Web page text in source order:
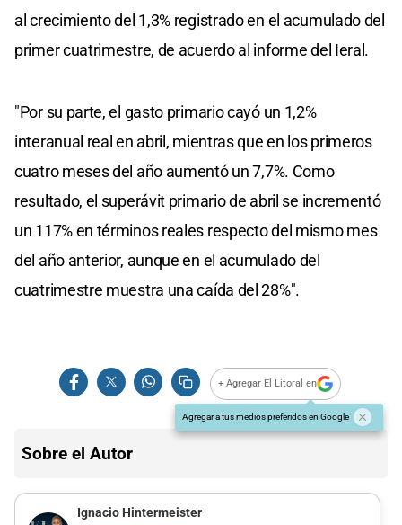
al crecimiento del 1,3% registrado en el acumulado del
primer cuatrimestre, de acuerdo al informe del Ieral.
"Por su parte, el gasto primario cayó un 1,2%
interanual real en abril, mientras que en los primeros
cuatro meses del año aumentó un 7,7%. Como
resultado, el superávit primario de abril se incrementó
un 117% en términos reales respecto del mismo mes
del año anterior, aunque en el acumulado del
cuatrimestre muestra una caída del 28%".
+ Agregar El Litoral en
Agregar a tus medios preferidos en Google
Sobre el Autor
Ignacio Hintermeister